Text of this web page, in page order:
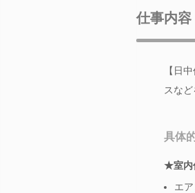
仕事内容
【日
スな
具体
★室内
エ